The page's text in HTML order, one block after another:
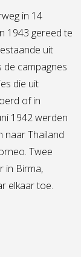
in 14
1943 gereed te
uit
de campagnes
die uit
of in
1942 werden
naar Thailand
Twee
in Birma,
elkaar toe.